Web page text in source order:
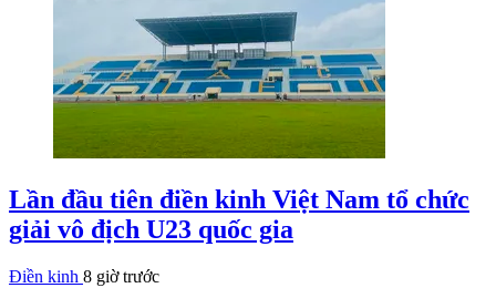
Lần đầu tiên điền kinh Việt Nam tổ chức
giải vô địch U23 quốc gia
Điền kinh 8 giờ trước